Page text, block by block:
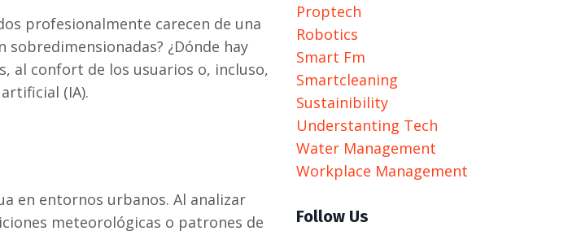
profesionalmente carecen de una
sobredimensionadas? ¿Dónde hay
al confort de los usuarios o, incluso,
(IA).
en entornos urbanos. Al analizar
meteorológicas o patrones de
Proptech
Robotics
Smart Fm
Smartcleaning
Sustainibility
Understanting Tech
Water Management
Workplace Management
Follow Us